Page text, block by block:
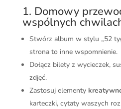
1. Domowy
wspólnych
Stwórz album w stylu „52
strona to inne wspomnienie.
Dołącz bilety z wycieczek,
zdjęć.
Zastosuj elementy
karteczki, cytaty waszych